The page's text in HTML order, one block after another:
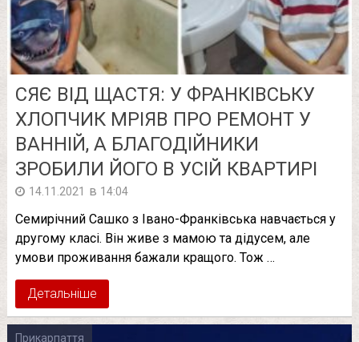
СЯЄ ВІД ЩАСТЯ: У ФРАНКІВСЬКУ
ХЛОПЧИК МРІЯВ ПРО РЕМОНТ У
ВАННІЙ, А БЛАГОДІЙНИКИ
ЗРОБИЛИ ЙОГО В УСІЙ КВАРТИРІ
14.11.2021 в 14:04
Семирічний Сашко з Івано-Франківська навчається у
другому класі. Він живе з мамою та дідусем, але
умови проживання бажали кращого. Тож …
Детальніше
Прикарпаття